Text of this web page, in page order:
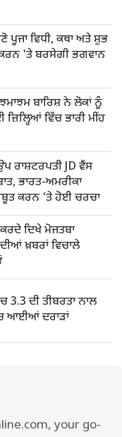
ਪੂਜਾ ਵਿਧੀ, ਕਥਾ ਅਤੇ ਸ਼ੁਭ
ਕਰਨ 'ਤੇ ਬਰਸੇਗੀ ਭਗਵਾਨ
ਬਾਰਿਸ਼ ਨੇ ਲੋਕਾਂ ਨੂੰ
ਵਿੱਚ ਭਾਰੀ ਮੀਂਹ
ਰਾਸ਼ਟਰਪਤੀ JD ਵੈਂਸ
ਭਾਰਤ-ਅਮਰੀਕਾ
ਕਰਨ 'ਤੇ ਹੋਈ ਚਰਚਾ
ਦਿਖੇ ਮੋਜਤਬਾ
ਖ਼ਬਰਾਂ ਵਿਚਾਲੇ
3.3 ਦੀ ਤੀਬਰਤਾ ਨਾਲ
ਆਈਆਂ ਦਰਾੜਾਂ
your go-